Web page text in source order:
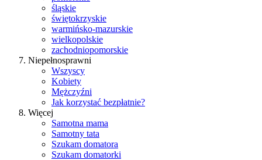
śląskie
świętokrzyskie
warmińsko-mazurskie
wielkopolskie
zachodniopomorskie
Niepełnosprawni
Wszyscy
Kobiety
Mężczyźni
Jak korzystać bezpłatnie?
Więcej
Samotna mama
Samotny tata
Szukam domatora
Szukam domatorki